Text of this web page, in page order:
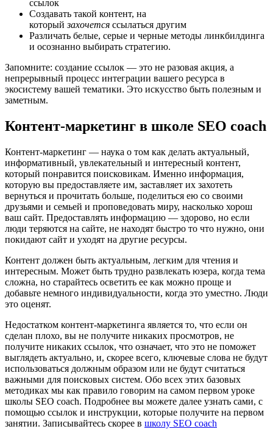
ссылок
Создавать такой контент, на
которыйзахочется ссылаться другим
Различать белые, серые и черные методы линкбилдинга
и осознанно выбирать стратегию.
Запомните: создание ссылок — это не разовая акция, а
непрерывный процесс интеграции вашего ресурса в
экосистему вашей тематики. Это искусство быть полезным и
заметным.
Контент-маркетинг в школе SEO coach
Контент-маркетинг — наука о том как делать актуальный,
информативный, увлекательный и интересный контент,
который понравится поисковикам. Именно информация,
которую вы предоставляете им, заставляет их захотеть
вернуться и прочитать больше, поделиться ею со своими
друзьями и семьей и проповедовать миру, насколько хорош
ваш сайт. Предоставлять информацию — здорово, но если
люди теряются на сайте, не находят быстро то что нужно, они
покидают сайт и уходят на другие ресурсы.
Контент должен быть актуальным, легким для чтения и
интересным. Может быть трудно развлекать юзера, когда тема
сложна, но старайтесь осветить ее как можно проще и
добавьте немного индивидуальности, когда это уместно. Люди
это оценят.
Недостатком контент-маркетинга является то, что если он
сделан плохо, вы не получите никаких просмотров, не
получите никаких ссылок, что означает, что это не поможет
выглядеть актуально, и, скорее всего, ключевые слова не будут
использоваться должным образом или не будут считаться
важными для поисковых систем. Обо всех этих базовых
методиках мы как правило говорим на самом первом уроке
школы SEO coach. Подробнее вы можете далее узнать сами, с
помощью ссылок и инструкции, которые получите на первом
занятии. Записывайтесь скорее в школу SEO coach